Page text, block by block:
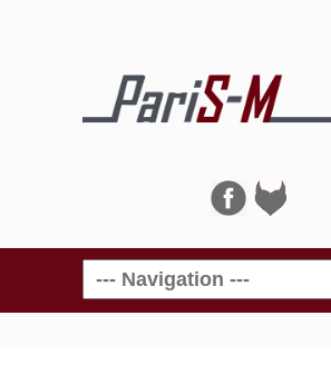
Navigation